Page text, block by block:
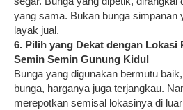
yang sama. Bukan bunga simpanan
layak jual.
6. Pilih yang Dekat dengan Lokasi
Semin Semin Gunung Kidul
Bunga yang digunakan bermutu
bunga, harganya juga terjangkau.
merepotkan semisal lokasinya di